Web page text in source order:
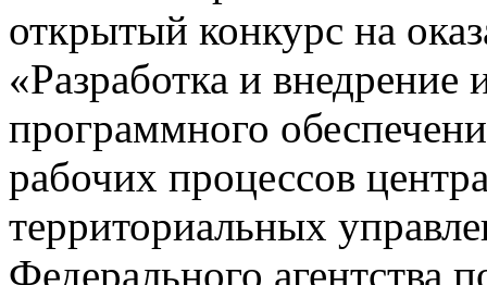
открытый конкурс на
«Разработка и
программного
рабочих процессов
территориальных
Федерального агентства